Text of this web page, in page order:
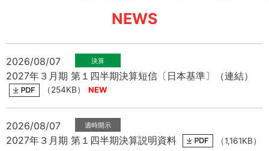
NEWS
2026/08/07
2027年３月期 第１四半期決算短信〔日本基準〕（連結）
（254KB）
2026/08/07
2027年３月期 第１四半期決算説明資料
（1,161KB）
中文 アクセス